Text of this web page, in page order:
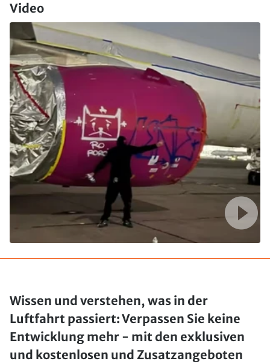
Video
Wissen und verstehen, was in der
Luftfahrt passiert: Verpassen Sie keine
Entwicklung mehr - mit den exklusiven
und kostenlosen und Zusatzangeboten